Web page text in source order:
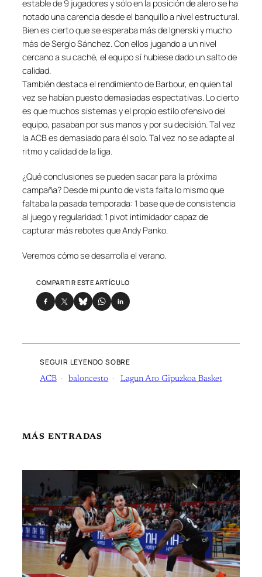
estable de 9 jugadores y sólo en la posición de alero se ha
notado una carencia desde el banquillo a nivel estructural.
Bien es cierto que se esperaba más de Ignerski y mucho
más de Sergio Sánchez. Con ellos jugando a un nivel
cercano a su caché, el equipo sí hubiese dado un salto de
calidad.
También destaca el rendimiento de Barbour, en quien tal
vez se habían puesto demasiadas espectativas. Lo cierto
es que muchos sistemas y el propio estilo ofensivo del
equipo, pasaban por sus manos y por su decisión. Tal vez
la ACB es demasiado para él solo. Tal vez no se adapte al
ritmo y calidad de la liga.
¿Qué conclusiones se pueden sacar para la próxima
campaña? Desde mi punto de vista falta lo mismo que
faltaba la pasada temporada: 1 base que de consistencia
al juego y regularidad; 1 pivot intimidador capaz de
capturar más rebotes que Andy Panko.
Veremos cómo se desarrolla el verano.
COMPARTIR ESTE ARTÍCULO
SEGUIR LEYENDO SOBRE
ACB baloncesto Lagun Aro Gipuzkoa Basket
MÁS ENTRADAS